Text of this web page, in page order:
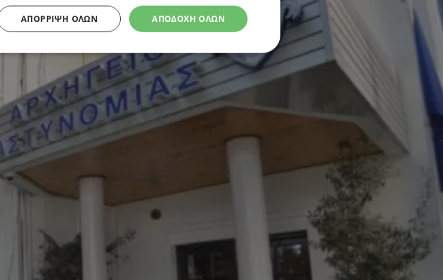
ΑΠΟΔΟΧΗ ΟΛΩΝ
ΑΠΌΡΡΙΨΗ ΌΛΩΝ